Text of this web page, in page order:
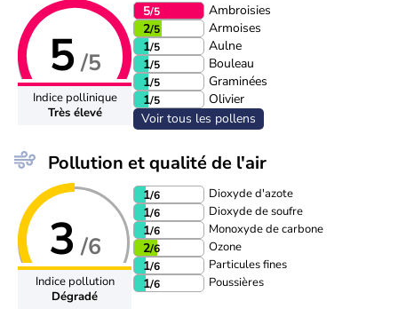
5 /5
Indice pollinique
Très élevé
5/5
Ambroisies
2/5
Armoises
1/5
Aulne
1/5
Bouleau
1/5
Graminées
1/5
Olivier
Voir tous les pollens
Pollution et qualité de l'air
3 /6
Indice pollution
Dégradé
1/6 Dioxyde d'azote
1/6 Dioxyde de soufre
1/6 Monoxyde de carbone
2/6 Ozone
1/6 Particules fines
1/6 Poussières